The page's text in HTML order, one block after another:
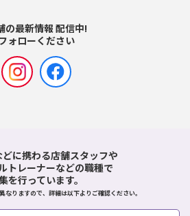
の最新情報 配信中!
ォローください
に携わる店舗スタッフや
トレーナーなどの職種で
を行っています。
りますので、詳細は以下よりご確認ください。